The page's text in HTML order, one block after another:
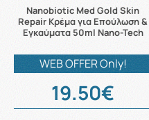
Nanobiotic Med Gold Skin
Repair Κρέμα για Επούλωση &
Εγκαύματα 50ml Nano-Tech
WEB OFFER Only!
19.50€